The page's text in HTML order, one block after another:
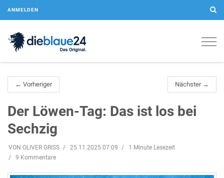
ANMELDEN
← Vorheriger Nächster →
Der Löwen-Tag: Das ist los bei
Sechzig
VON OLIVER GRISS 25.11.2025 07:09
1 Minute Lesezeit
9 Kommentare